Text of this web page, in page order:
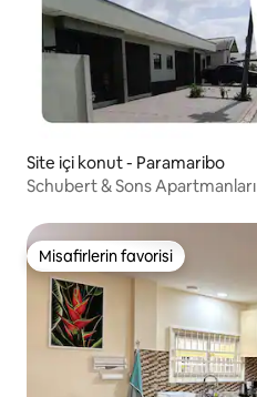
Site içi konut - Paramaribo
Schubert & Sons Apartmanları
Misafirlerin favorisi
Misafirlerin favorisi